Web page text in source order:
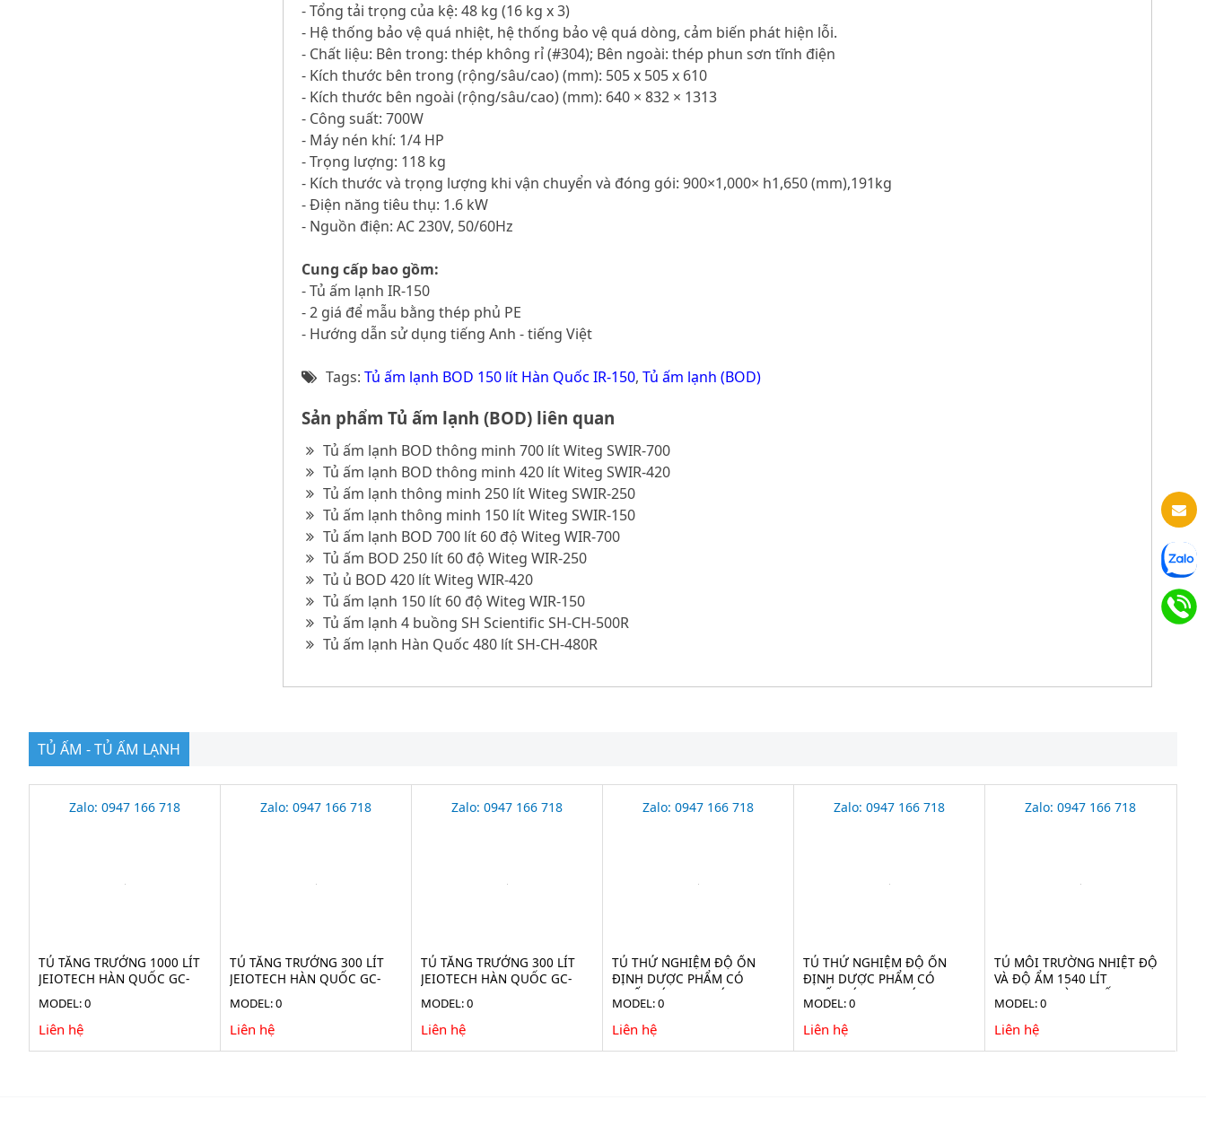
- Tổng tải trọng của kệ: 48 kg (16 kg x 3)
- Hệ thống bảo vệ quá nhiệt, hệ thống bảo vệ quá dòng, cảm biến phát hiện lỗi.
- Chất liệu: Bên trong: thép không rỉ (#304); Bên ngoài: thép phun sơn tĩnh điện
- Kích thước bên trong (rộng/sâu/cao) (mm): 505 x 505 x 610
- Kích thước bên ngoài (rộng/sâu/cao) (mm): 640 × 832 × 1313
- Công suất: 700W
- Máy nén khí: 1/4 HP
- Trọng lượng: 118 kg
- Kích thước và trọng lượng khi vận chuyển và đóng gói: 900×1,000× h1,650 (mm),191kg
- Điện năng tiêu thụ: 1.6 kW
- Nguồn điện: AC 230V, 50/60Hz
Cung cấp bao gồm:
- Tủ ấm lạnh IR-150
- 2 giá để mẫu bằng thép phủ PE
- Hướng dẫn sử dụng tiếng Anh - tiếng Việt
Tags: Tủ ấm lạnh BOD 150 lít Hàn Quốc IR-150, Tủ ấm lạnh (BOD)
Sản phẩm Tủ ấm lạnh (BOD) liên quan
Tủ ấm lạnh BOD thông minh 700 lít Witeg SWIR-700
Tủ ấm lạnh BOD thông minh 420 lít Witeg SWIR-420
Tủ ấm lạnh thông minh 250 lít Witeg SWIR-250
Tủ ấm lạnh thông minh 150 lít Witeg SWIR-150
Tủ ấm lạnh BOD 700 lít 60 độ Witeg WIR-700
Tủ ấm BOD 250 lít 60 độ Witeg WIR-250
Tủ ủ BOD 420 lít Witeg WIR-420
Tủ ấm lạnh 150 lít 60 độ Witeg WIR-150
Tủ ấm lạnh 4 buồng SH Scientific SH-CH-500R
Tủ ấm lạnh Hàn Quốc 480 lít SH-CH-480R
TỦ ẤM - TỦ ẤM LẠNH
Zalo: 0947 166 718
TỦ TĂNG TRƯỞNG 1000 LÍT
JEIOTECH HÀN QUỐC GC-
MODEL: 0
Liên hệ
Zalo: 0947 166 718
TỦ TĂNG TRƯỞNG 300 LÍT
JEIOTECH HÀN QUỐC GC-
MODEL: 0
Liên hệ
Zalo: 0947 166 718
TỦ TĂNG TRƯỞNG 300 LÍT
JEIOTECH HÀN QUỐC GC-
MODEL: 0
Liên hệ
Zalo: 0947 166 718
TỦ THỬ NGHIỆM ĐỘ ỔN
ĐỊNH DƯỢC PHẨM CÓ
CHIẾU SÁNG 760 LÍT
JEIOTECH HÀN QUỐC TH-
ICH-800
MODEL: 0
Liên hệ
Zalo: 0947 166 718
TỦ THỬ NGHIỆM ĐỘ ỔN
ĐỊNH DƯỢC PHẨM CÓ
CHIẾU SÁNG 300 LÍT
JEIOTECH HÀN QUỐC TH-
ICH-300
MODEL: 0
Liên hệ
Zalo: 0947 166 718
TỦ MÔI TRƯỜNG NHIỆT ĐỘ
VÀ ĐỘ ẨM 1540 LÍT
JEIOTECH HÀN QUỐC TH-TG-
1500
MODEL: 0
Liên hệ